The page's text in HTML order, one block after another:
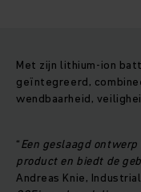
Met zijn lithium-ion
geïntegreerd,
wendbaarheid,
“Een geslaagd
product en biedt de
Andreas Knie,